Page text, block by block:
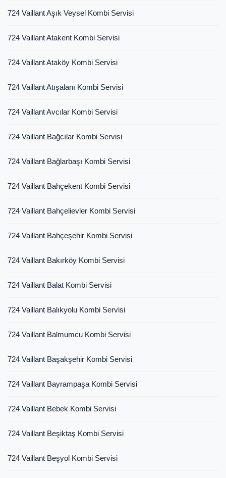
724 Vaillant Aşık Veysel Kombi Servisi
724 Vaillant Atakent Kombi Servisi
724 Vaillant Ataköy Kombi Servisi
724 Vaillant Atışalanı Kombi Servisi
724 Vaillant Avcılar Kombi Servisi
724 Vaillant Bağcılar Kombi Servisi
724 Vaillant Bağlarbaşı Kombi Servisi
724 Vaillant Bahçekent Kombi Servisi
724 Vaillant Bahçelievler Kombi Servisi
724 Vaillant Bahçeşehir Kombi Servisi
724 Vaillant Bakırköy Kombi Servisi
724 Vaillant Balat Kombi Servisi
724 Vaillant Balıkyolu Kombi Servisi
724 Vaillant Balmumcu Kombi Servisi
724 Vaillant Başakşehir Kombi Servisi
724 Vaillant Bayrampaşa Kombi Servisi
724 Vaillant Bebek Kombi Servisi
724 Vaillant Beşiktaş Kombi Servisi
724 Vaillant Beşyol Kombi Servisi